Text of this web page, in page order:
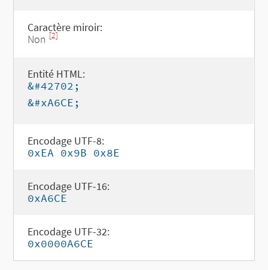
Caractère miroir:
Non [2]
Entité HTML:
&#42702;
&#xA6CE;
Encodage UTF-8:
0xEA 0x9B 0x8E
Encodage UTF-16:
0xA6CE
Encodage UTF-32:
0x0000A6CE